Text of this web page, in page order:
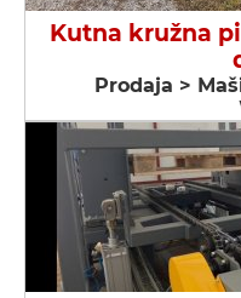
Kutna kružna
Prodaja >